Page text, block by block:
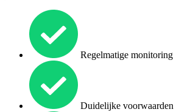
Regelmatige monitoring
Duidelijke voorwaarden